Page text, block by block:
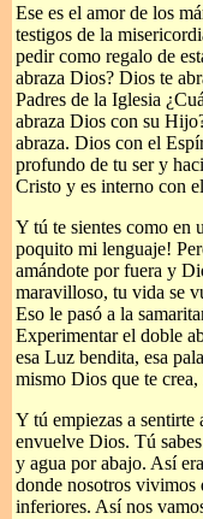
Ese es el amor de los
testigos de la
pedir como regalo de
abraza Dios? Dios te
Padres de la Iglesia
abraza Dios con su
abraza. Dios con el
profundo de tu ser y
Cristo y es interno con
Y tú te sientes como en
poquito mi lenguaje!
amándote por fuera y
maravilloso, tu vida se
Eso le pasó a la
Experimentar el doble
esa Luz bendita, esa
mismo Dios que te
Y tú empiezas a
envuelve Dios. Tú
y agua por abajo. Así
donde nosotros vivimos
inferiores. Así nos